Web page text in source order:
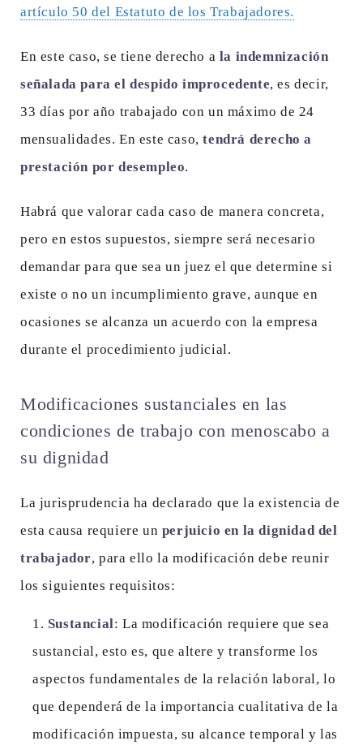
artículo 50 del Estatuto de los Trabajadores.
En este caso, se tiene derecho a la indemnización
señalada para el despido improcedente, es decir,
33 días por año trabajado con un máximo de 24
mensualidades. En este caso, tendrá derecho a
prestación por desempleo.
Habrá que valorar cada caso de manera concreta,
pero en estos supuestos, siempre será necesario
demandar para que sea un juez el que determine si
existe o no un incumplimiento grave, aunque en
ocasiones se alcanza un acuerdo con la empresa
durante el procedimiento judicial.
Modificaciones sustanciales en las
condiciones de trabajo con menoscabo a
su dignidad
La jurisprudencia ha declarado que la existencia de
esta causa requiere un perjuicio en la dignidad del
trabajador, para ello la modificación debe reunir
los siguientes requisitos:
Sustancial: La modificación requiere que sea
sustancial, esto es, que altere y transforme los
aspectos fundamentales de la relación laboral, lo
que dependerá de la importancia cualitativa de la
modificación impuesta, su alcance temporal y las